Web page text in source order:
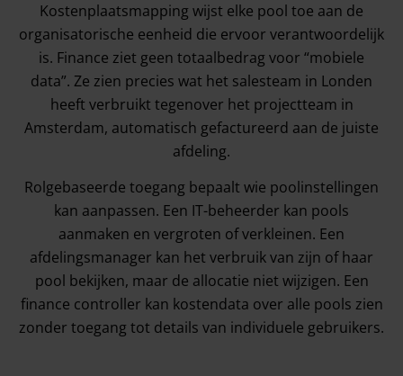
Kostenplaatsmapping wijst elke pool toe aan de
organisatorische eenheid die ervoor verantwoordelijk
is. Finance ziet geen totaalbedrag voor “mobiele
data”. Ze zien precies wat het salesteam in Londen
heeft verbruikt tegenover het projectteam in
Amsterdam, automatisch gefactureerd aan de juiste
afdeling.
Rolgebaseerde toegang bepaalt wie poolinstellingen
kan aanpassen. Een IT-beheerder kan pools
aanmaken en vergroten of verkleinen. Een
afdelingsmanager kan het verbruik van zijn of haar
pool bekijken, maar de allocatie niet wijzigen. Een
finance controller kan kostendata over alle pools zien
zonder toegang tot details van individuele gebruikers.